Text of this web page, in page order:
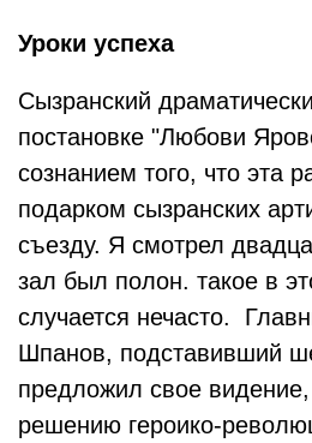
Уроки успеха
Сызранский
постановке "Любови
сознанием того, что эта
подарком сызранских
съезду. Я смотрел
зал был полон. такое в
случается нечасто.
Шпанов, подставивший
предложил свое
решению героико-